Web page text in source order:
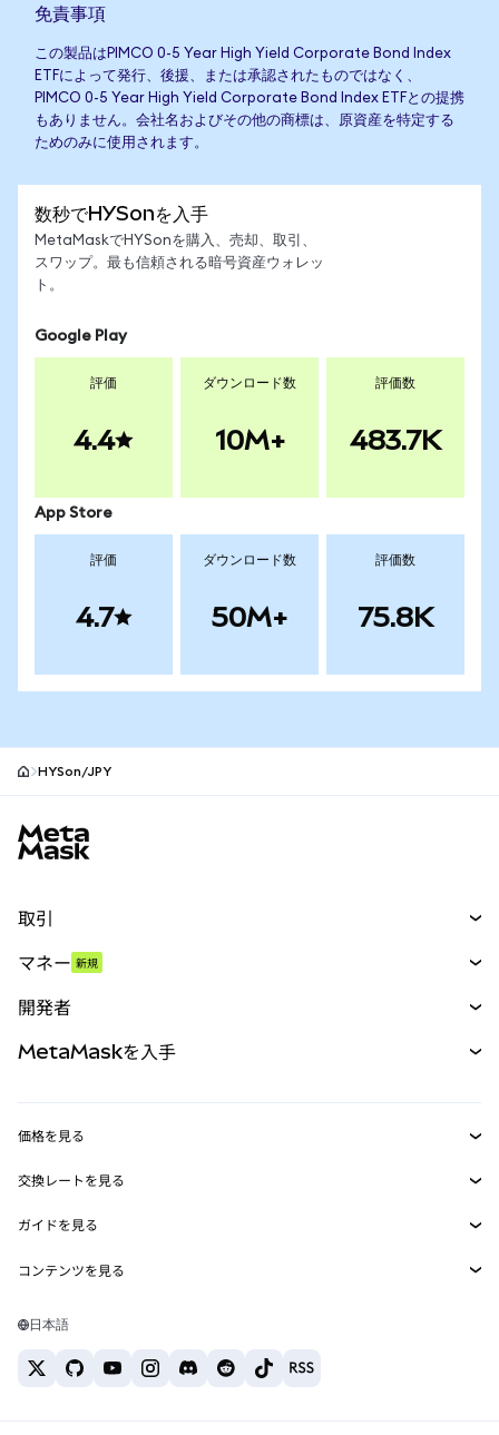
免責事項
この製品はPIMCO 0-5 Year High Yield Corporate Bond Index
ETFによって発行、後援、または承認されたものではなく、
PIMCO 0-5 Year High Yield Corporate Bond Index ETFとの提携
もありません。会社名およびその他の商標は、原資産を特定する
ためのみに使用されます。
数秒でHYSonを入手
MetaMaskでHYSonを購入、売却、取引、
スワップ。最も信頼される暗号資産ウォレッ
ト。
Google Play
評価
4.4
ダウンロード数
10M+
評価数
483.7K
App Store
評価
4.7
ダウンロード数
50M+
評価数
75.8K
HYSon/JPY
取引
パーペチュアル
RWA
マネー 新規
開発者
MetaMask Connect
Snaps
Web3サービス
MetaMaskを入手
セキュリティ
サポート
キャリア
お問い合わせ
価格を見る
イーサリアムの価格
Solanaの価格
Tetherの価格
交換レートを見る
ETH→USD
USDT→INR
BTC→INR
ETH→USDT
ガイドを見る
ETHの購入
USDTの購入
コンテンツを見る
Solanaウォレット
日本語